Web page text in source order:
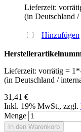
Lieferzeit:
(in Deutschland
Hinzufügen
Lieferzeit: vorrätig =
(in Deutschland /
31,41 €
Inkl. 19% MwSt., zzgl.
Menge
In den Warenkorb